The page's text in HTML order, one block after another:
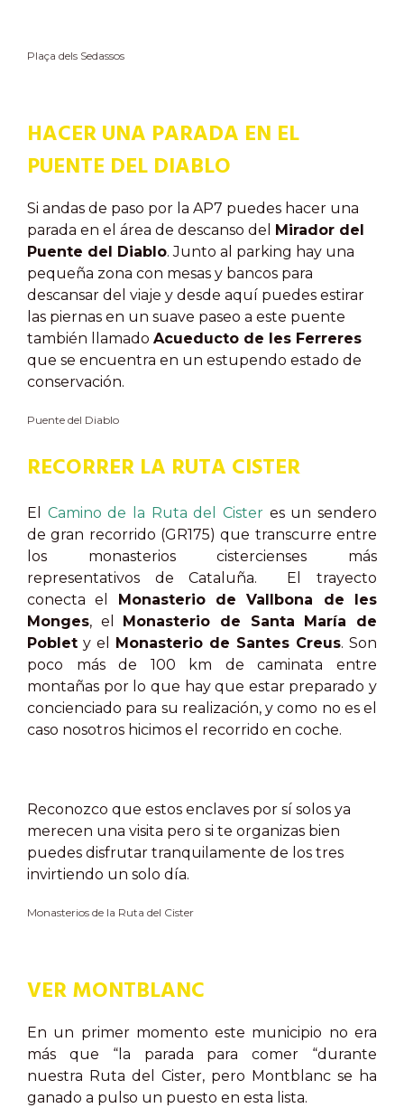
Plaça dels Sedassos
HACER UNA PARADA EN EL
PUENTE DEL DIABLO
Si andas de paso por la AP7 puedes hacer una
parada en el área de descanso del Mirador del
Puente del Diablo. Junto al parking hay una
pequeña zona con mesas y bancos para
descansar del viaje y desde aquí puedes estirar
las piernas en un suave paseo a este puente
también llamado Acueducto de les Ferreres
que se encuentra en un estupendo estado de
conservación.
Puente del Diablo
RECORRER LA RUTA CISTER
El Camino de la Ruta del Cister es un sendero
de gran recorrido (GR175) que transcurre entre
los monasterios cistercienses más
representativos de Cataluña. El trayecto
conecta el Monasterio de Vallbona de les
Monges, el Monasterio de Santa María de
Poblet y el Monasterio de Santes Creus. Son
poco más de 100 km de caminata entre
montañas por lo que hay que estar preparado y
concienciado para su realización, y como no es el
caso nosotros hicimos el recorrido en coche.
Reconozco que estos enclaves por sí solos ya
merecen una visita pero si te organizas bien
puedes disfrutar tranquilamente de los tres
invirtiendo un solo día.
Monasterios de la Ruta del Cister
VER MONTBLANC
En un primer momento este municipio no era
más que “la parada para comer “durante
nuestra Ruta del Cister, pero Montblanc se ha
ganado a pulso un puesto en esta lista.